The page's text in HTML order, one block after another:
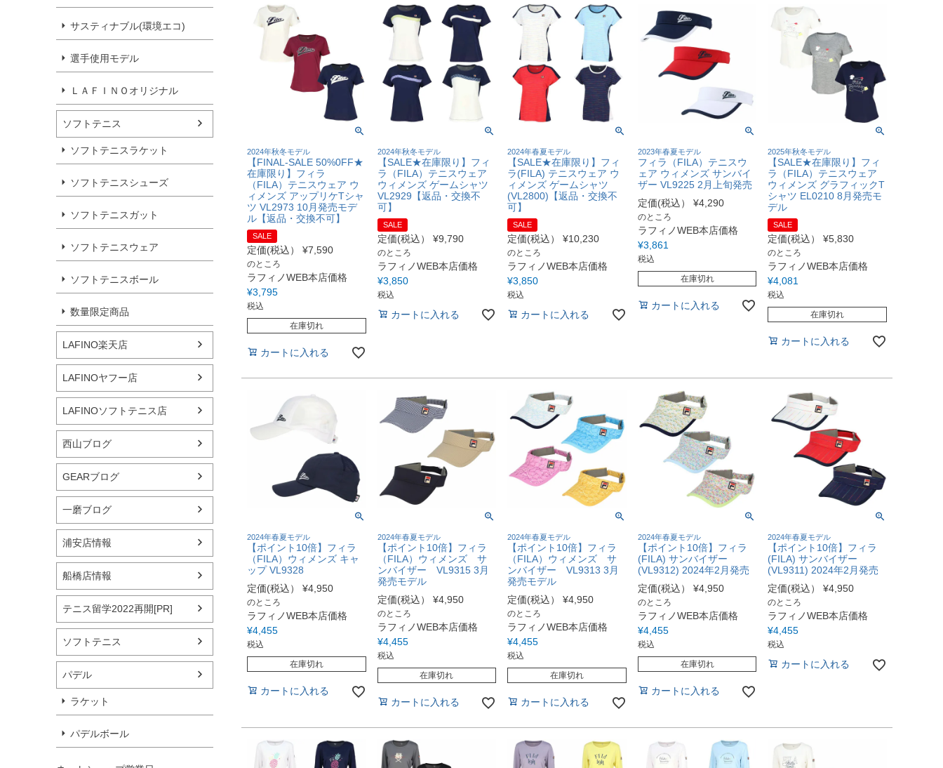
サスティナブル(環境エコ)
選手使用モデル
ＬＡＦＩＮＯオリジナル
ソフトテニス
ソフトテニスラケット
ソフトテニスシューズ
ソフトテニスガット
ソフトテニスウェア
ソフトテニスボール
数量限定商品
LAFINO楽天店
LAFINOヤフー店
LAFINOソフトテニス店
西山ブログ
GEARブログ
一磨ブログ
浦安店情報
船橋店情報
テニス留学2022再開[PR]
ソフトテニス
パデル
ラケット
パデルボール
2024年秋冬モデル
【FINAL-SALE 50%0FF★
在庫限り】フィラ
（FILA）テニスウェア ウ
ィメンズ アップリケTシャ
ツ VL2973 10月発売モデ
ル【返品・交換不可】
SALE
定価(税込） ¥7,590
のところ
ラフィノWEB本店価格
¥3,795
税込
在庫切れ
カートに入れる
2024年秋冬モデル
【SALE★在庫限り】フィ
ラ（FILA）テニスウェア
ウィメンズ ゲームシャツ
VL2929【返品・交換不
可】
SALE
定価(税込） ¥9,790
のところ
ラフィノWEB本店価格
¥3,850
税込
カートに入れる
2024年春夏モデル
【SALE★在庫限り】フィ
ラ(FILA) テニスウェア ウ
ィメンズ ゲームシャツ
(VL2800)【返品・交換不
可】
SALE
定価(税込） ¥10,230
のところ
ラフィノWEB本店価格
¥3,850
税込
カートに入れる
2023年春夏モデル
フィラ（FILA）テニスウ
ェア ウィメンズ サンバイ
ザー VL9225 2月上旬発売
定価(税込）
¥4,290
のところ
ラフィノWEB本店価格
¥3,861
税込
在庫切れ
カートに入れる
2025年秋冬モデル
【SALE★在庫限り】フィ
ラ（FILA）テニスウェア
ウィメンズ グラフィックT
シャツ EL0210 8月発売モ
デル
SALE
定価(税込） ¥5,830
のところ
ラフィノWEB本店価格
¥4,081
税込
在庫切れ
カートに入れる
2024年春夏モデル
【ポイント10倍】フィラ
（FILA）ウィメンズ キャ
ップ VL9328
定価(税込）
¥4,950
のところ
ラフィノWEB本店価格
¥4,455
税込
在庫切れ
カートに入れる
2024年春夏モデル
【ポイント10倍】フィラ
（FILA）ウィメンズ サ
ンバイザー VL9315 3月
発売モデル
定価(税込）
¥4,950
のところ
ラフィノWEB本店価格
¥4,455
税込
在庫切れ
カートに入れる
2024年春夏モデル
【ポイント10倍】フィラ
（FILA）ウィメンズ サ
ンバイザー VL9313 3月
発売モデル
定価(税込）
¥4,950
のところ
ラフィノWEB本店価格
¥4,455
税込
在庫切れ
カートに入れる
2024年春夏モデル
【ポイント10倍】フィラ
(FILA) サンバイザー
(VL9312) 2024年2月発売
定価(税込）
¥4,950
のところ
ラフィノWEB本店価格
¥4,455
税込
在庫切れ
カートに入れる
2024年春夏モデル
【ポイント10倍】フィラ
(FILA) サンバイザー
(VL9311) 2024年2月発売
定価(税込）
¥4,950
のところ
ラフィノWEB本店価格
¥4,455
税込
カートに入れる